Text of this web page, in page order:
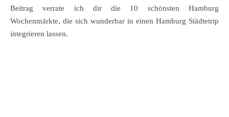
Beitrag verrate ich dir die 10 schönsten Hamburg
Wochenmärkte, die sich wunderbar in einen Hamburg Städtetrip
integrieren lassen.